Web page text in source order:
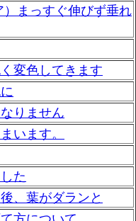
）まっすぐ伸びず垂れ
変色してきます
りません
います。
た
、葉がダランと